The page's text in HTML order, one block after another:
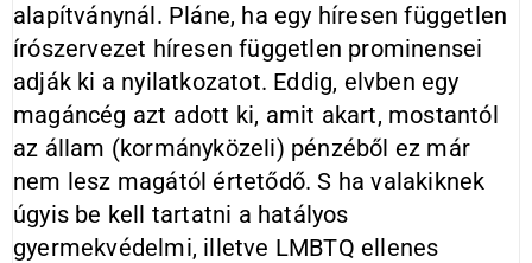
alapítványnál. Pláne, ha egy híresen független
írószervezet híresen független prominensei
adják ki a nyilatkozatot. Eddig, elvben egy
magáncég azt adott ki, amit akart, mostantól
az állam (kormányközeli) pénzéből ez már
nem lesz magától értetődő. S ha valakiknek
úgyis be kell tartatni a hatályos
gyermekvédelmi, illetve LMBTQ ellenes